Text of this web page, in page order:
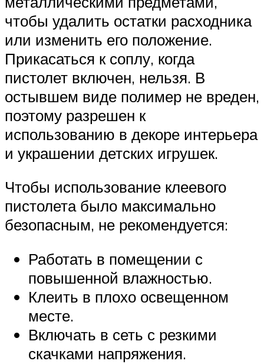
чтобы удалить остатки расходника
или изменить его положение.
Прикасаться к соплу, когда
пистолет включен, нельзя. В
остывшем виде полимер не вреден,
поэтому разрешен к
использованию в декоре интерьера
и украшении детских игрушек.
Чтобы использование клеевого
пистолета было максимально
безопасным, не рекомендуется:
Работать в помещении с
повышенной влажностью.
Клеить в плохо освещенном
месте.
Включать в сеть с резкими
скачками напряжения.